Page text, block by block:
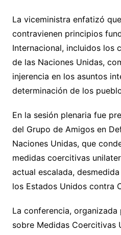
La viceministra enfatizó
contravienen principios
Internacional, incluidos los
de las Naciones Unidas,
injerencia en los asuntos
determinación de los
En la sesión plenaria fue
del Grupo de Amigos en
Naciones Unidas, que
medidas coercitivas
actual escalada,
los Estados Unidos contra
La conferencia,
sobre Medidas Coercitivas